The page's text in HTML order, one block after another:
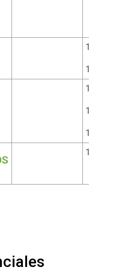
15:00 a
16:30 a
12:30 a
13:45 a
15:15 a
13:00 a